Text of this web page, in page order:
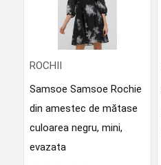
ROCHII
Samsoe Samsoe Rochie
din amestec de mătase
culoarea negru, mini,
evazata